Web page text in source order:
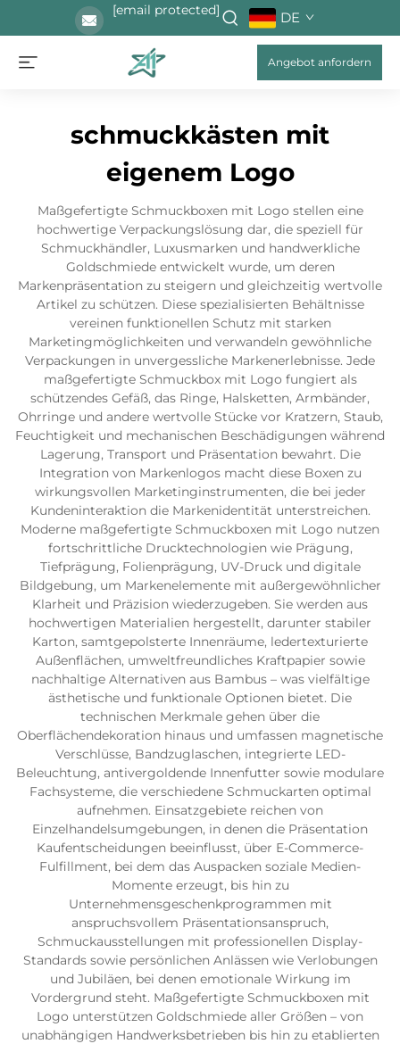
[email protected] DE
Angebot anfordern
schmuckkästen mit
eigenem Logo
Maßgefertigte Schmuckboxen mit Logo stellen eine
hochwertige Verpackungslösung dar, die speziell für
Schmuckhändler, Luxusmarken und handwerkliche
Goldschmiede entwickelt wurde, um deren
Markenpräsentation zu steigern und gleichzeitig wertvolle
Artikel zu schützen. Diese spezialisierten Behältnisse
vereinen funktionellen Schutz mit starken
Marketingmöglichkeiten und verwandeln gewöhnliche
Verpackungen in unvergessliche Markenerlebnisse. Jede
maßgefertigte Schmuckbox mit Logo fungiert als
schützendes Gefäß, das Ringe, Halsketten, Armbänder,
Ohrringe und andere wertvolle Stücke vor Kratzern, Staub,
Feuchtigkeit und mechanischen Beschädigungen während
Lagerung, Transport und Präsentation bewahrt. Die
Integration von Markenlogos macht diese Boxen zu
wirkungsvollen Marketinginstrumenten, die bei jeder
Kundeninteraktion die Markenidentität unterstreichen.
Moderne maßgefertigte Schmuckboxen mit Logo nutzen
fortschrittliche Drucktechnologien wie Prägung,
Tiefprägung, Folienprägung, UV-Druck und digitale
Bildgebung, um Markenelemente mit außergewöhnlicher
Klarheit und Präzision wiederzugeben. Sie werden aus
hochwertigen Materialien hergestellt, darunter stabiler
Karton, samtgepolsterte Innenräume, ledertexturierte
Außenflächen, umweltfreundliches Kraftpapier sowie
nachhaltige Alternativen aus Bambus – was vielfältige
ästhetische und funktionale Optionen bietet. Die
technischen Merkmale gehen über die
Oberflächendekoration hinaus und umfassen magnetische
Verschlüsse, Bandzuglaschen, integrierte LED-
Beleuchtung, antivergoldende Innenfutter sowie modulare
Fachsysteme, die verschiedene Schmuckarten optimal
aufnehmen. Einsatzgebiete reichen von
Einzelhandelsumgebungen, in denen die Präsentation
Kaufentscheidungen beeinflusst, über E-Commerce-
Fulfillment, bei dem das Auspacken soziale Medien-
Momente erzeugt, bis hin zu
Unternehmensgeschenkprogrammen mit
anspruchsvollem Präsentationsanspruch,
Schmuckausstellungen mit professionellen Display-
Standards sowie persönlichen Anlässen wie Verlobungen
und Jubiläen, bei denen emotionale Wirkung im
Vordergrund steht. Maßgefertigte Schmuckboxen mit
Logo unterstützen Goldschmiede aller Größen – von
unabhängigen Handwerksbetrieben bis hin zu etablierten